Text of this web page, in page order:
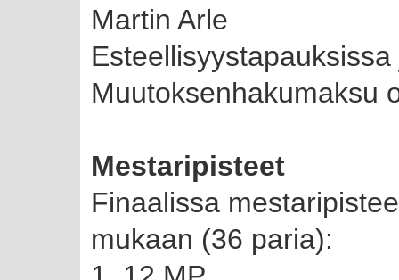
Martin Arle
Muutoksenhakumaksu
Mestaripisteet
Finaalissa
mukaan (36 paria):